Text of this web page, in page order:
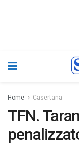
Home Casertana
TFN.